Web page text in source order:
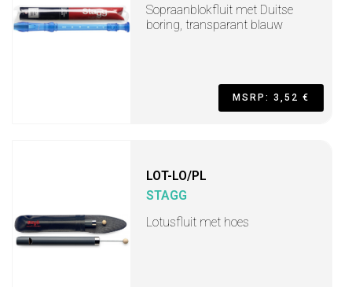
Sopraanblokfluit met Duitse
boring, transparant blauw
MSRP: 3,52 €
LOT-LO/PL
STAGG
Lotusfluit met hoes